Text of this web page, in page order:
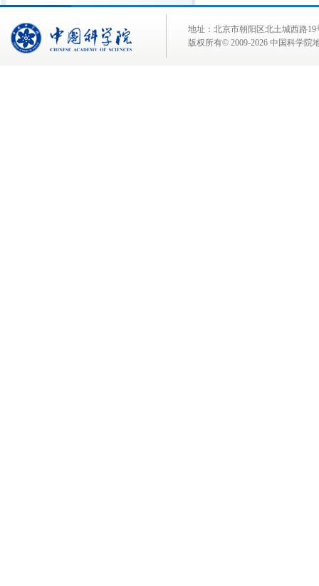
地址：北京市朝阳区北土城西路
版权所有© 2009-2026 中国科学院